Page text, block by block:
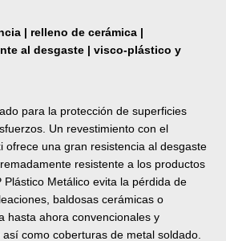
| relleno de cerámica |
al desgaste | visco-plástico y
para la protección de superficies
Un revestimiento con el
ofrece una gran resistencia al desgaste
resistente a los productos
Plástico Metálico evita la pérdida de
baldosas cerámicas o
hasta ahora convencionales y
como coberturas de metal soldado.